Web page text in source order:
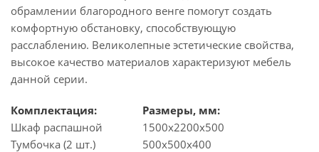
обрамлении благородного венге помогут создать
комфортную обстановку, способствующую
расслаблению. Великолепные эстетические свойства,
высокое качество материалов характеризуют мебель
данной серии.
Комплектация:
Размеры, мм:
Шкаф распашной
1500x2200x500
Тумбочка (2 шт.)
500х500х400